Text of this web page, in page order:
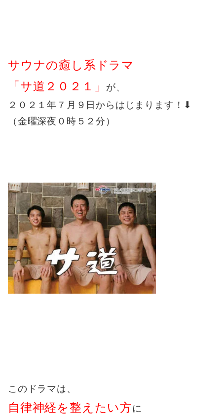
サウナの癒し系ドラマ
「サ道２０２１」
が、
２０２１年７月９日からはじまります！⬇︎
（金曜深夜０時５２分）
このドラマは、
自律神経を整えたい方に